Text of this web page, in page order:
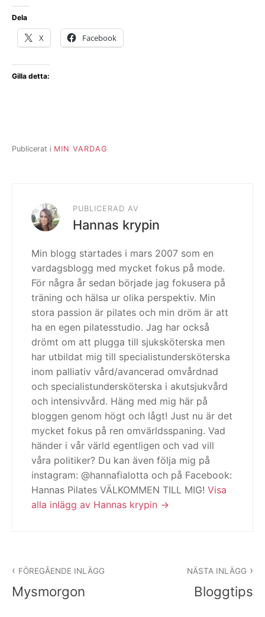
Dela
X Facebook
Gilla detta:
Publicerat i MIN VARDAG
PUBLICERAD AV
Hannas krypin
Min blogg startades i mars 2007 som en
vardagsblogg med mycket fokus på mode.
För några år sedan började jag fokusera på
träning och hälsa ur olika perspektiv. Min
stora passion är pilates och min dröm är att
ha en egen pilatesstudio. Jag har också
drömt om att plugga till sjuksköterska men
har utbildat mig till specialistundersköterska
inom palliativ vård/avancerad omvårdnad
och specialistundersköterska i akutsjukvård
och intensivvård. Häng med mig här på
bloggen genom högt och lågt! Just nu är det
mycket fokus på ren omvärldsspaning. Vad
händer i vår värld egentligen och vad vill
våra politiker? Du kan även följa mig på
instagram: @hannafialotta och på Facebook:
Hannas Pilates VÄLKOMMEN TILL MIG! Visa
alla inlägg av Hannas krypin
FÖREGÅENDE INLÄGG
Mysmorgon
NÄSTA INLÄGG
Bloggtips